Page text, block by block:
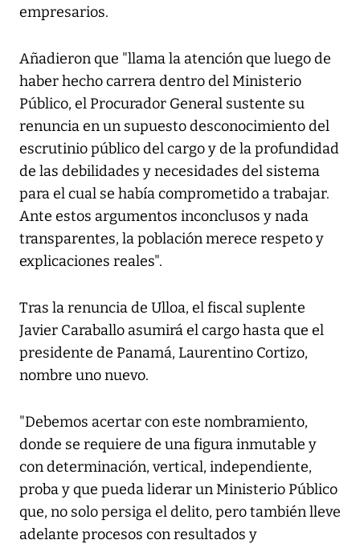
empresarios.
Añadieron que "llama la atención que luego de
haber hecho carrera dentro del Ministerio
Público, el Procurador General sustente su
renuncia en un supuesto desconocimiento del
escrutinio público del cargo y de la profundidad
de las debilidades y necesidades del sistema
para el cual se había comprometido a trabajar.
Ante estos argumentos inconclusos y nada
transparentes, la población merece respeto y
explicaciones reales".
Tras la renuncia de Ulloa, el fiscal suplente
Javier Caraballo asumirá el cargo hasta que el
presidente de Panamá, Laurentino Cortizo,
nombre uno nuevo.
"Debemos acertar con este nombramiento,
donde se requiere de una figura inmutable y
con determinación, vertical, independiente,
proba y que pueda liderar un Ministerio Público
que, no solo persiga el delito, pero también lleve
adelante procesos con resultados y